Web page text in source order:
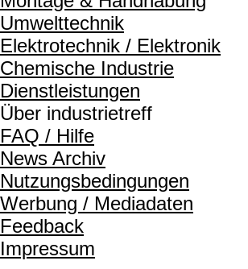
Umwelttechnik
Elektrotechnik / Elektronik
Chemische Industrie
Dienstleistungen
Über industrietreff
FAQ / Hilfe
News Archiv
Nutzungsbedingungen
Werbung / Mediadaten
Feedback
Impressum